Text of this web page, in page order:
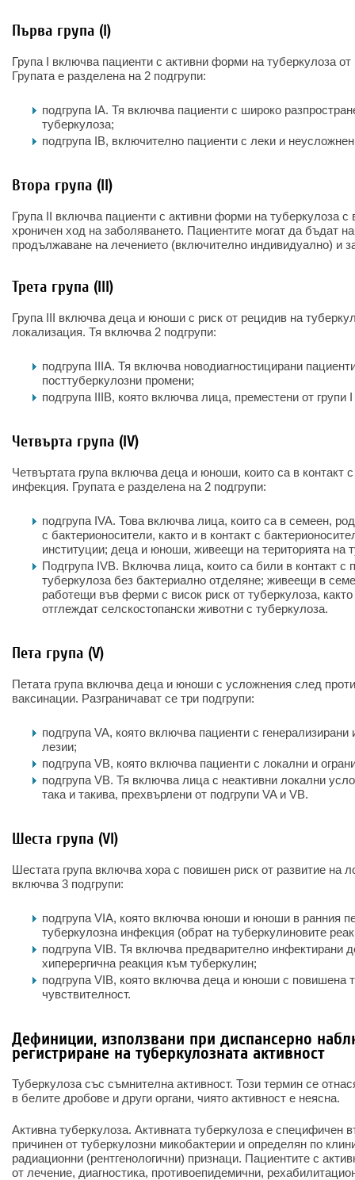
Първа група (I)
Група I включва пациенти с активни форми на туберкулоза от
Групата е разделена на 2 подгрупи:
подгрупа IA. Тя включва пациенти с широко
туберкулоза;
подгрупа IB, включително пациенти с леки и
Втора група (II)
Група II включва пациенти с активни форми на туберкулоза с
хроничен ход на заболяването. Пациентите могат да бъдат
продължаване на лечението (включително индивидуално) и
Трета група (III)
Група III включва деца и юноши с риск от рецидив на
локализация. Тя включва 2 подгрупи:
подгрупа IIIA. Тя включва новодиагностицирани
посттуберкулозни промени;
подгрупа IIIB, която включва лица, преместени от групи
Четвърта група (IV)
Четвъртата група включва деца и юноши, които са в контакт
инфекция. Групата е разделена на 2 подгрупи:
подгрупа IVA. Това включва лица, които са в семеен,
с бактерионосители, както и в контакт с
институции; деца и юноши, живеещи на територията на
Подгрупа IVB. Включва лица, които са били в контакт с
туберкулоза без бактериално отделяне; живеещи в
работещи във ферми с висок риск от туберкулоза,
отглеждат селскостопански животни с туберкулоза.
Пета група (V)
Петата група включва деца и юноши с усложнения след
ваксинации. Разграничават се три подгрупи:
подгрупа VA, която включва пациенти с
лезии;
подгрупа VB, която включва пациенти с локални и
подгрупа VB. Тя включва лица с неактивни локални
така и такива, прехвърлени от подгрупи VA и VB.
Шеста група (VI)
Шестата група включва хора с повишен риск от развитие на
включва 3 подгрупи:
подгрупа VIA, която включва юноши и юноши в ранния
туберкулозна инфекция (обрат на туберкулиновите
подгрупа VIB. Тя включва предварително инфектирани
хиперергична реакция към туберкулин;
подгрупа VIB, която включва деца и юноши с повишена
чувствителност.
Дефиниции, използвани при диспансерно
регистриране на туберкулозната активност
Туберкулоза със съмнителна активност. Този термин се
в белите дробове и други органи, чиято активност е неясна.
Активна туберкулоза. Активната туберкулоза е специфичен
причинен от туберкулозни микобактерии и определян по
радиационни (рентгенологични) признаци. Пациентите с
от лечение, диагностика, противоепидемични,